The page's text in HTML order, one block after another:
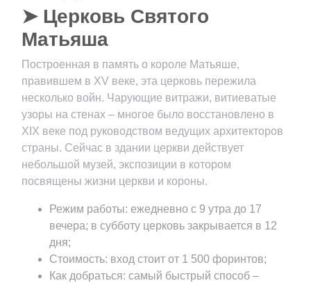
➤ Церковь Святого
Матьяша
Построенная в память о короле Матьяше,
правившем в XV веке, эта церковь пережила
несколько войн. Чарующие витражи, витиеватые
узоры на стенах – многое было восстановлено в
XIX веке под руководством ведущих архитекторов
страны. Сейчас в здании церкви действует
небольшой музей, экспозиции в котором
посвящены жизни церкви и короны.
Режим работы: ежедневно с 9 утра до 17
вечера; в субботу церковь закрывается в 12
дня;
Стоимость: вход стоит от 1 500 форинтов;
Как добраться: самый быстрый способ –